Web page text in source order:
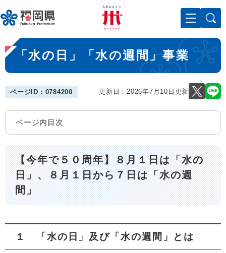
ー
ジ
先
頭
で
メニューを飛ばして本文へ
本
文
「水の日」「水の週間」事業
ページID：0784200 更新日：2026年7月10日更新
ページ内目次
【今年で５０周年】８月１日は「水の
日」、８月１日から７日は「水の週
間」
１ 「水の日」及び「水の週間」とは